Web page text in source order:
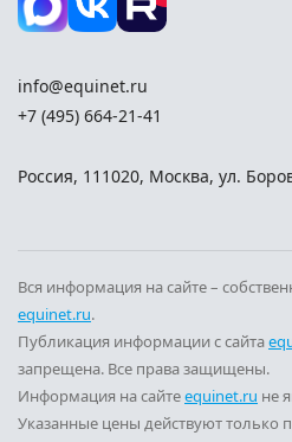
info@equinet.ru
+7 (495) 664-21-41
Россия, 111020, Москва, ул.
Вся информация на сайте –
equinet.ru.
Публикация информации с сайта
запрещена. Все права защищены.
Информация на сайтеequinet.ru не
Указанные цены действуют только